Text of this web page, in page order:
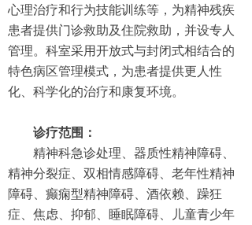
心理治疗和行为技能训练等，为精神残疾
患者提供门诊救助及住院救助，并设专人
管理。科室采用开放式与封闭式相结合的
特色病区管理模式，为患者提供更人性
化、科学化的治疗和康复环境。
诊疗范围：
精神科急诊处理、器质性精神障碍、
精神分裂症、双相情感障碍、老年性精神
障碍、癫痫型精神障碍、酒依赖、躁狂
症、焦虑、抑郁、睡眠障碍、儿童青少年